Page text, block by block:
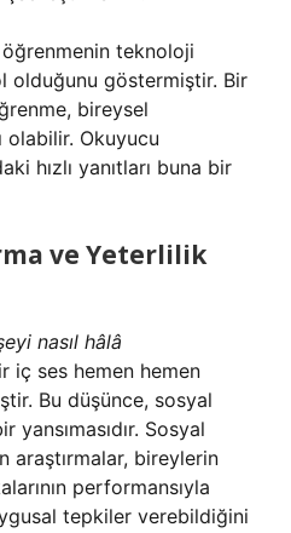
öğrenmenin teknoloji
olduğunu göstermiştir. Bir
bireysel
olabilir. Okuyucu
hızlı yanıtları buna bir
ve Yeterlilik
nasıl hâlâ
iç ses hemen hemen
Bu düşünce, sosyal
yansımasıdır. Sosyal
araştırmalar, bireylerin
performansıyla
tepkiler verebildiğini